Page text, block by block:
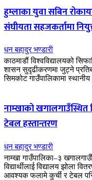
हुम्लाका युवा सबिन
संघीयता सहजकर्तामा
धन बहादुर भण्डारी
काठमाडौं विश्वविद्यालयको
शासन सुदृढीकरणमा जुट्ने
सिमकोट गाउँपालिकामा
नाम्खाको खगालगाउँस्थित
टेबल हस्तान्तरण
धन बहादुर भण्डारी
नाम्खा गाउँपालिका–३
विद्यार्थीलाई विद्यालय झोला
आवश्यक फलामे कुर्ची र टेबल